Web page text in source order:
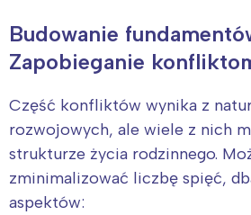
Budowanie
Zapobieganie
Część konfliktów wynika z
rozwojowych, ale wiele z nich
strukturze życia rodzinnego.
zminimalizować liczbę spięć,
aspektów: